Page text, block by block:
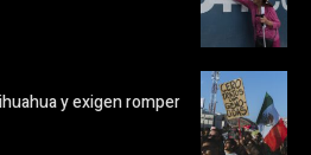
y exigen romper